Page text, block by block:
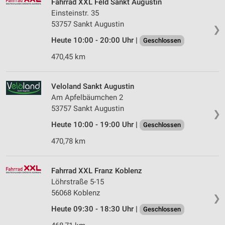
❯
Fahrrad XXL Feld Sankt Augustin
Einsteinstr. 35
53757 Sankt Augustin
Heute 10:00 - 20:00 Uhr |
Geschlossen
470,45 km
❯
Veloland Sankt Augustin
Am Apfelbäumchen 2
53757 Sankt Augustin
Heute 10:00 - 19:00 Uhr |
Geschlossen
470,78 km
❯
Fahrrad XXL Franz Koblenz
Löhrstraße 5-15
56068 Koblenz
Heute 09:30 - 18:30 Uhr |
Geschlossen